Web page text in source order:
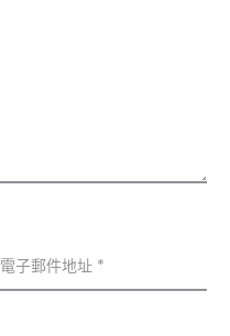
電子郵件地址 *